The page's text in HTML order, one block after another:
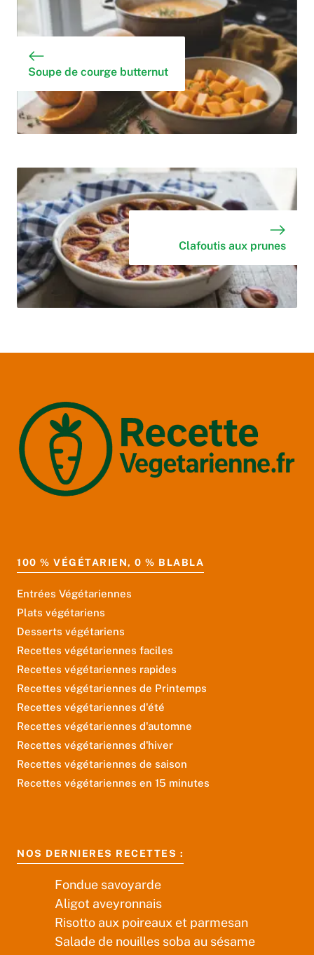
Soupe de courge butternut
Clafoutis aux prunes
100 % VÉGÉTARIEN, 0 % BLABLA
Entrées Végétariennes
Plats végétariens
Desserts végétariens
Recettes végétariennes faciles
Recettes végétariennes rapides
Recettes végétariennes de Printemps
Recettes végétariennes d'été
Recettes végétariennes d'automne
Recettes végétariennes d'hiver
Recettes végétariennes de saison
Recettes végétariennes en 15 minutes
NOS DERNIERES RECETTES :
Fondue savoyarde
Aligot aveyronnais
Risotto aux poireaux et parmesan
Salade de nouilles soba au sésame